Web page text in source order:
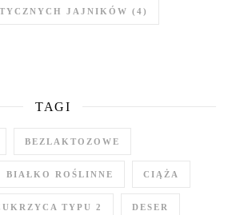
JAJNIKÓW (4)
TAGI
BEZLAKTOZOWE
BIAŁKO ROŚLINNE CIĄŻA
TYPU 2 DESER